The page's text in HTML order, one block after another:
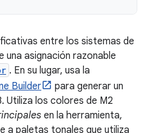
entre los sistemas de
una asignación razonable
. En su lugar, usa la
Builder
para generar un
Utiliza los colores de M2
en la herramienta,
a paletas tonales que utiliza